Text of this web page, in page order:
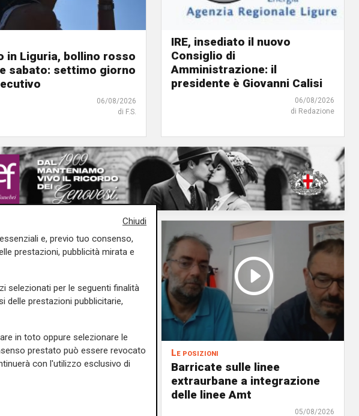
in Liguria, bollino rosso
sabato: settimo giorno
06/08/2026
di F.S.
IRE, insediato il nuovo
Consiglio di
Amministrazione: il
presidente è Giovanni Calisi
06/08/2026
di Redazione
a Telenord:
Le posizioni
Barricate sulle linee
extraurbane a integrazione
delle linee Amt
05/08/2026
Chiudi
e, previo tuo consenso,
prestazioni, pubblicità mirata e
selezionati per le seguenti finalità
delle prestazioni pubblicitarie,
in toto oppure selezionare le
prestato può essere revocato
con l'utilizzo esclusivo di